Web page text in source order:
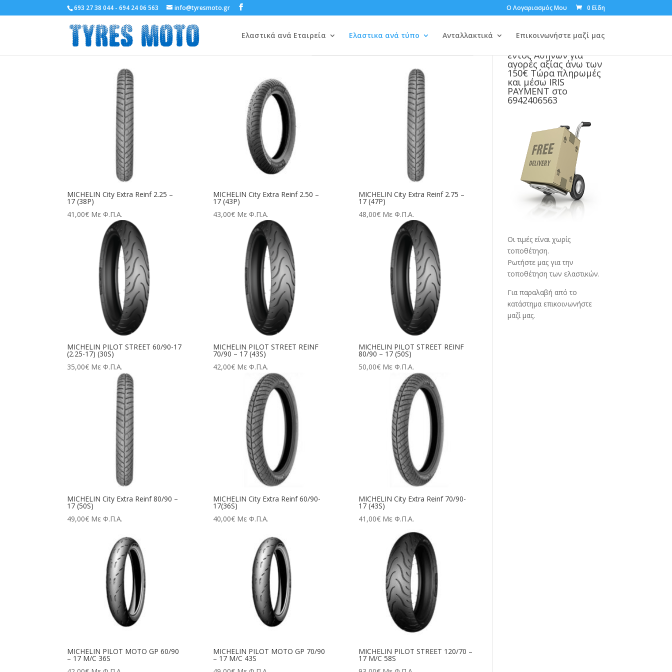
693 27 38 044 - 694 24 06 563 info@tyresmoto.gr Ο Λογαριασμός Μου 0 Είδη
Ελαστικά ανά Εταιρεία Ελαστικα ανά τύπο Ανταλλακτικά Επικοινωνήστε μαζί μας
Αρχική σελίδα/Κατάστημα/Τύπος Μοτοσυκλέτας/ΠΑΠΙΑ
MICHELIN
Βλέπετε 1–12 απο 20 αποτέλεσματα
MICHELIN City Extra Reinf 2.25 –
17 (38P)
41,00€ Με Φ.Π.Α.
MICHELIN City Extra Reinf 2.50 –
17 (43P)
43,00€ Με Φ.Π.Α.
MICHELIN City Extra Reinf 2.75 –
17 (47P)
48,00€ Με Φ.Π.Α.
MICHELIN PILOT STREET 60/90-17
(2.25-17) (30S)
35,00€ Με Φ.Π.Α.
MICHELIN PILOT STREET REINF
70/90 – 17 (43S)
42,00€ Με Φ.Π.Α.
MICHELIN PILOT STREET REINF
80/90 – 17 (50S)
50,00€ Με Φ.Π.Α.
MICHELIN City Extra Reinf 80/90 –
17 (50S)
49,00€ Με Φ.Π.Α.
MICHELIN City Extra Reinf 60/90-
17(36S)
40,00€ Με Φ.Π.Α.
MICHELIN City Extra Reinf 70/90-
17 (43S)
41,00€ Με Φ.Π.Α.
MICHELIN PILOT MOTO GP 60/90
– 17 M/C 36S
MICHELIN PILOT MOTO GP 70/90
– 17 M/C 43S
MICHELIN PILOT STREET 120/70 –
17 M/C 58S
εντός Αθηνών για
αγορές αξίας άνω των
150€ Τώρα πληρωμές
και μέσω IRIS
PAYMENT στο
6942406563
Οι τιμές είναι χωρίς
τοποθέτηση.
Ρωτήστε μας για την
τοποθέτηση των ελαστικών.
Για παραλαβή από το
κατάστημα επικοινωνήστε
μαζί μας.